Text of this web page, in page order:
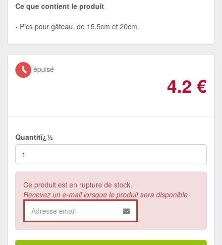
Ce que contient le produit
Pics pour gâteau. de 15,5cm et 20cm.
épuisé
4.2 €
Quantitï¿½
Ce produit est en rupture de stock.
Recevez un e-mail lorsque le produit sera disponible